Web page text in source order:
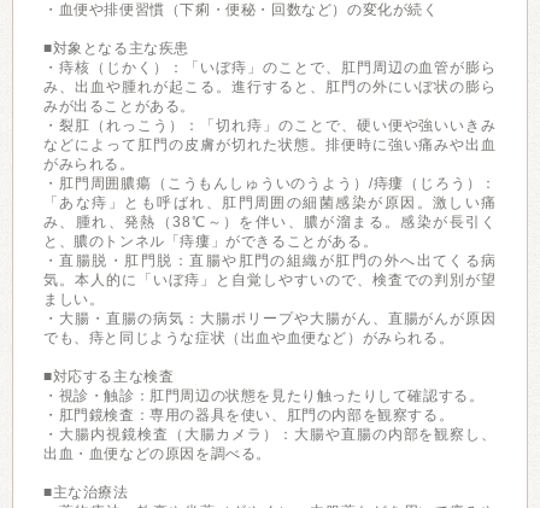
・血便や排便習慣（下痢・便秘・回数など）の変化が続く
■対象となる主な疾患
・痔核（じかく）：「いぼ痔」のことで、肛門周辺の血管が膨ら
み、出血や腫れが起こる。進行すると、肛門の外にいぼ状の膨ら
みが出ることがある。
・裂肛（れっこう）：「切れ痔」のことで、硬い便や強いいきみ
などによって肛門の皮膚が切れた状態。排便時に強い痛みや出血
がみられる。
・肛門周囲膿瘍（こうもんしゅういのうよう）/痔瘻（じろう）：
「あな痔」とも呼ばれ、肛門周囲の細菌感染が原因。激しい痛
み、腫れ、発熱（38℃～）を伴い、膿が溜まる。感染が長引く
と、膿のトンネル「痔瘻」ができることがある。
・直腸脱・肛門脱：直腸や肛門の組織が肛門の外へ出てくる病
気。本人的に「いぼ痔」と自覚しやすいので、検査での判別が望
ましい。
・大腸・直腸の病気：大腸ポリープや大腸がん、直腸がんが原因
でも、痔と同じような症状（出血や血便など）がみられる。
■対応する主な検査
・視診・触診：肛門周辺の状態を見たり触ったりして確認する。
・肛門鏡検査：専用の器具を使い、肛門の内部を観察する。
・大腸内視鏡検査（大腸カメラ）：大腸や直腸の内部を観察し、
出血・血便などの原因を調べる。
■主な治療法